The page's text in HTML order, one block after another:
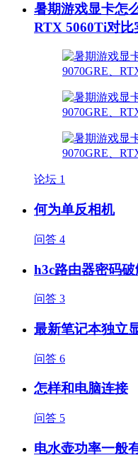
暑期游戏显卡怎
RTX 5060Ti对比
论坛 1
何为单反相机
问答 4
h3c路由器密码破
问答 3
最新笔记本独立
问答 6
怎样和电脑连接
问答 5
电水壶功率一般